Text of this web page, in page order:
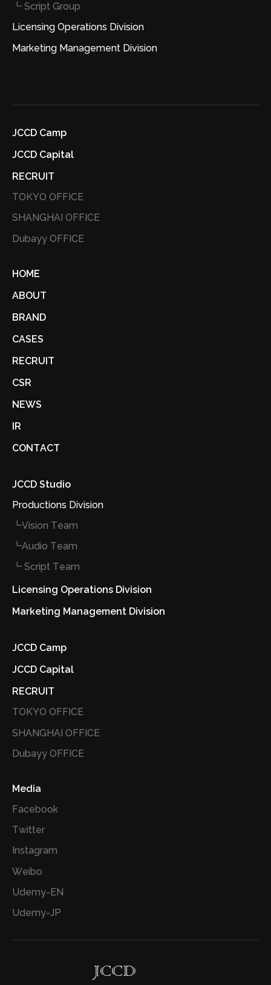
┗ Script Group
Licensing Operations Division
Marketing Management Division
JCCD Camp
JCCD Capital
RECRUIT
TOKYO OFFICE
SHANGHAI OFFICE
Dubayy OFFICE
HOME
ABOUT
BRAND
CASES
RECRUIT
CSR
NEWS
IR
CONTACT
JCCD Studio
Productions Division
┗Vision Team
┗Audio Team
┗ Script Team
Licensing Operations Division
Marketing Management Division
JCCD Camp
JCCD Capital
RECRUIT
TOKYO OFFICE
SHANGHAI OFFICE
Dubayy OFFICE
Media
Facebook
Twitter
Instagram
Weibo
Udemy-EN
Udemy-JP
JCCD